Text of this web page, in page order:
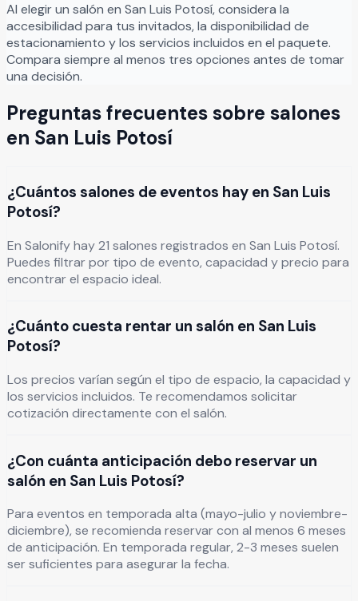
Al elegir un salón en San Luis Potosí, considera la
accesibilidad para tus invitados, la disponibilidad de
estacionamiento y los servicios incluidos en el paquete.
Compara siempre al menos tres opciones antes de tomar
una decisión.
Preguntas frecuentes sobre salones
en San Luis Potosí
¿Cuántos salones de eventos hay en San Luis
Potosí?
En Salonify hay 21 salones registrados en San Luis Potosí.
Puedes filtrar por tipo de evento, capacidad y precio para
encontrar el espacio ideal.
¿Cuánto cuesta rentar un salón en San Luis
Potosí?
Los precios varían según el tipo de espacio, la capacidad y
los servicios incluidos. Te recomendamos solicitar
cotización directamente con el salón.
¿Con cuánta anticipación debo reservar un
salón en San Luis Potosí?
Para eventos en temporada alta (mayo-julio y noviembre-
diciembre), se recomienda reservar con al menos 6 meses
de anticipación. En temporada regular, 2-3 meses suelen
ser suficientes para asegurar la fecha.